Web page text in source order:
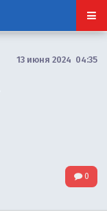
13 июня 2024 04:35
0